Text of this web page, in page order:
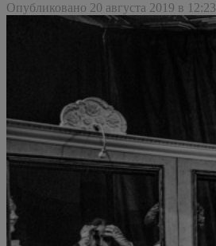
Опубликовано 20 августа 2019 в 12:23